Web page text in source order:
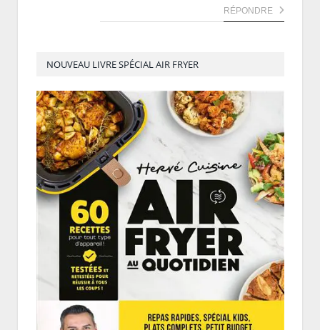
RÉPONDRE
NOUVEAU LIVRE SPÉCIAL AIR FRYER